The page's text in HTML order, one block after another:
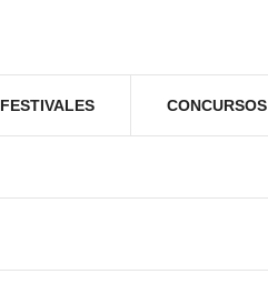
FESTIVALES CONCURSOS